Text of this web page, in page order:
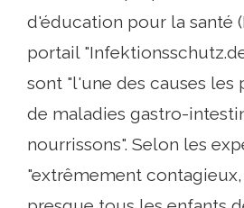
d'éducation pour la santé
portail
sont "l'une des causes les
de maladies gastro-
nourrissons". Selon les
"extrêmement